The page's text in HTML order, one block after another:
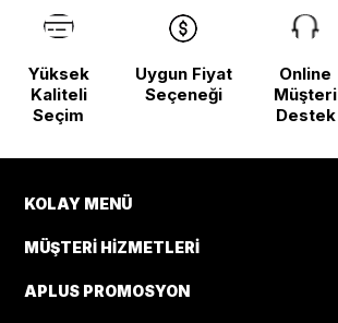
Yüksek
Kaliteli
Seçim
Uygun Fiyat
Seçeneği
Online
Müşteri
Destek
KOLAY MENÜ
MÜŞTERI HIZMETLERI
APLUS PROMOSYON